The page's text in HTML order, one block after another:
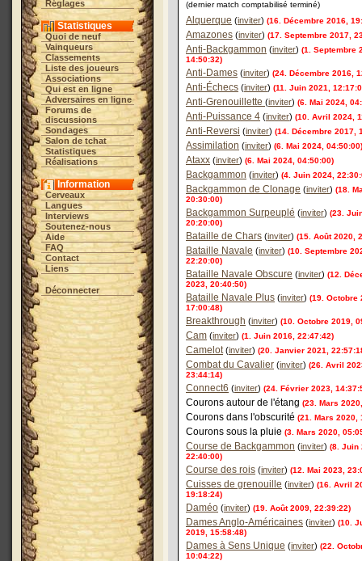
Réglages
Statistiques
Quoi de neuf
Vainqueurs
Classements
Liste des joueurs
Associations
Qui est en ligne
Adversaires en ligne
Forums de
discussions
Sondages
Salon de tchat
Statistiques
Réalisations
Information
Cerveaux
Langues
Interviews
Soutenez-nous
Aide
FAQ
Contact
Liens
Déconnecter
(dernier match comptabilisé terminé)
Alquerque (inviter) (16. Décembre 2016,
Amazones (inviter) (17. Septembre 2017,
Anti-Backgammon (inviter) (1. Septembre
14:50:32)
Anti-Dames (inviter) (24. Décembre 2016,
Anti-Échecs (inviter) (11. Juin 2021,
Anti-Grenouillette (inviter) (6. Mai 2024,
Anti-Puissance 4 (inviter) (10. Avril 2024,
Anti-Reversi (inviter) (14. Décembre 2017,
Assimilation (inviter) (6. Mai 2024, 04:50:00)
Ataxx (inviter) (6. Mai 2024, 04:50:00)
Backgammon (inviter) (4. Juin 2024,
Backgammon de Clonage (inviter) (18.
20:30:00)
Backgammon Surpeuplé (inviter) (23.
20:20:00)
Bataille de Chars (inviter) (15. Août 2020,
Bataille Navale (inviter) (10. Septembre
22:20:00)
Bataille Navale Obscure (inviter) (12.
2023, 20:40:50)
Bataille Navale Plus (inviter) (19. Octobre
17:00:48)
Breakthrough (inviter) (10. Octobre 2019,
Cam (inviter) (1. Juin 2016, 22:47:42)
Camelot (inviter) (20. Janvier 2021,
Combat du Cavalier (inviter) (26. Avril
23:44:14)
Connect6 (inviter) (24. Février 2023,
Courons autour de l'étang (23. Mars
Courons dans l'obscurité (21. Mars 2020,
Courons sous la pluie (3. Mars 2020,
Course de Backgammon (inviter) (8. Juin
22:40:00)
Course des rois (inviter) (12. Mai 2023,
Cuisses de grenouille (inviter) (16. Avril
19:18:24)
Daméo (inviter) (19. Août 2009, 22:39:22)
Dames Anglo-Américaines (inviter) (10.
2019, 15:58:48)
Dames à Sens Unique (inviter) (22.
10:04:22)